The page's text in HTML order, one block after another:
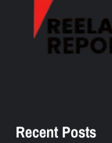
Recent Posts